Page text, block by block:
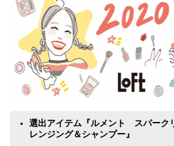
選出アイテム『ルメント スパーク
レンジング＆シャンプー』